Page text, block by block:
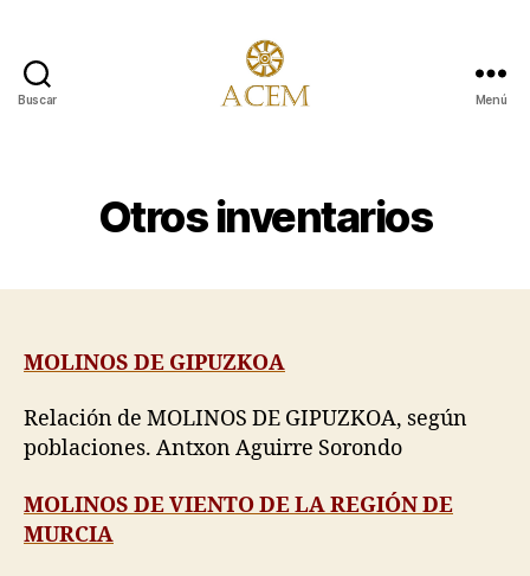
Buscar
Conservación
y
Menú
Otros inventarios
MOLINOS DE GIPUZKOA
Relación de MOLINOS DE GIPUZKOA, según
poblaciones. Antxon Aguirre Sorondo
MOLINOS DE VIENTO DE LA REGIÓN DE
MURCIA